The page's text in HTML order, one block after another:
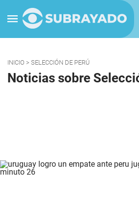
INICIO > SELECCIÓN DE PERÚ
Noticias sobre